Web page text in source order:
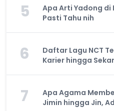
5
Apa Arti Yadong di
Pasti Tahu nih
6
Daftar Lagu NCT
Karier hingga
7
Apa Agama
Jimin hingga Jin,